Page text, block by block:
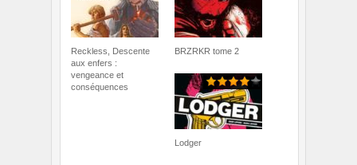
Reckless, Descente
aux enfers :
vengeance et
conséquences
BRZRKR tome 2
Lodger